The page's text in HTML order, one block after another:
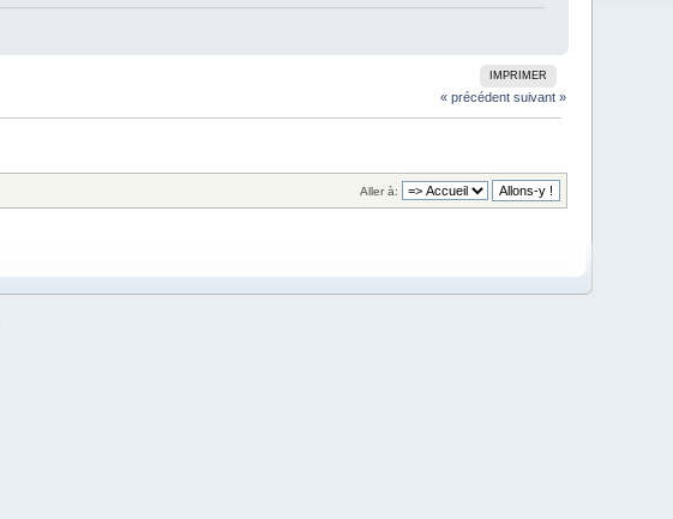
IMPRIMER
« précédent suivant »
Aller à: